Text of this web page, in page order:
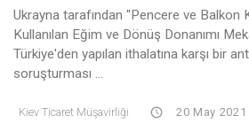
Ukrayna tarafından "Pencere ve Balkon
Kullanılan Eğim ve Dönüş Donanımı
Türkiye'den yapılan ithalatına karşı bir
soruşturması ...
Kiev Ticaret Müşavirliği 20 May 2021